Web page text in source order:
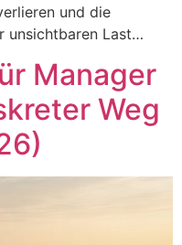
und die
unsichtbaren Last…
Manager
Weg